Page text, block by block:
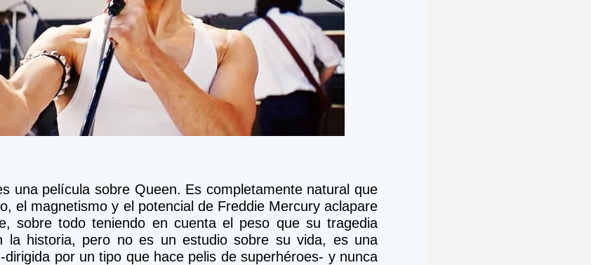
una película sobre Queen. Es completamente natural que
el magnetismo y el potencial de Freddie Mercury aclapare
sobre todo teniendo en cuenta el peso que su tragedia
la historia, pero no es un estudio sobre su vida, es una
dirigida por un tipo que hace pelis de superhéroes- y nunca